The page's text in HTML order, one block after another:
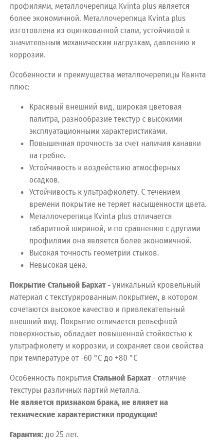
профилями, металлочерепица Kvinta plus является
более экономичной. Металлочерепица Kvinta plus
изготовлена из оцинкованной стали, устойчивой к
значительным механическим нагрузкам, давлению и
коррозии.
Особенности и преимущества металлочерепицы Квинта
плюс:
Красивый внешний вид, широкая цветовая
палитра, разнообразие текстур с высокими
эксплуатационными характеристиками.
Повышенная прочность за счет наличия канавки
на гребне.
Устойчивость к воздействию атмосферных
осадков.
Устойчивость к ультрафиолету. С течением
времени покрытие не теряет насыщенности цвета.
Металлочерепица Kvinta plus отличается
габаритной шириной, и по сравнению с другими
профилями она является более экономичной.
Высокая точность геометрии стыков.
Невысокая цена.
Покрытие Стальной Бархат -уникальный кровельный
материал с текстурированным покрытием, в котором
сочетаются высокое качество и привлекательный
внешний вид. Покрытие отличается рельефной
поверхностью, обладает повышенной стойкостью к
ультрафиолету и коррозии, и сохраняет свои свойства
при температуре от -60 °C до +80 °C
Особенность покрытия Стальной Бархат- отличие
текстуры различных партий металла.
Не является признаком брака, не влияет на
технические характеристики продукции!
Гарантия:до 25 лет.